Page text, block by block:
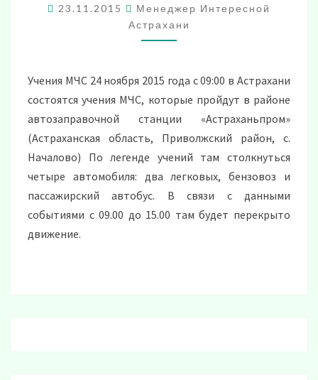
НАЧАЛОВСКОМ
ШОССЕ
БУДЕТ
23.11.2015
Менеджер Интересной
Астрахани
Учения МЧС 24 ноября 2015 года с 09:00 в Астрахани
состоятся учения МЧС, которые пройдут в районе
автозаправочной станции «Астраханьпром»
(Астраханская область, Приволжский район, с.
Началово) По легенде учений там столкнуться
четыре автомобиля: два легковых, бензовоз и
пассажирский автобус. В связи с данными
событиями с 09.00 до 15.00 там будет перекрыто
движение.